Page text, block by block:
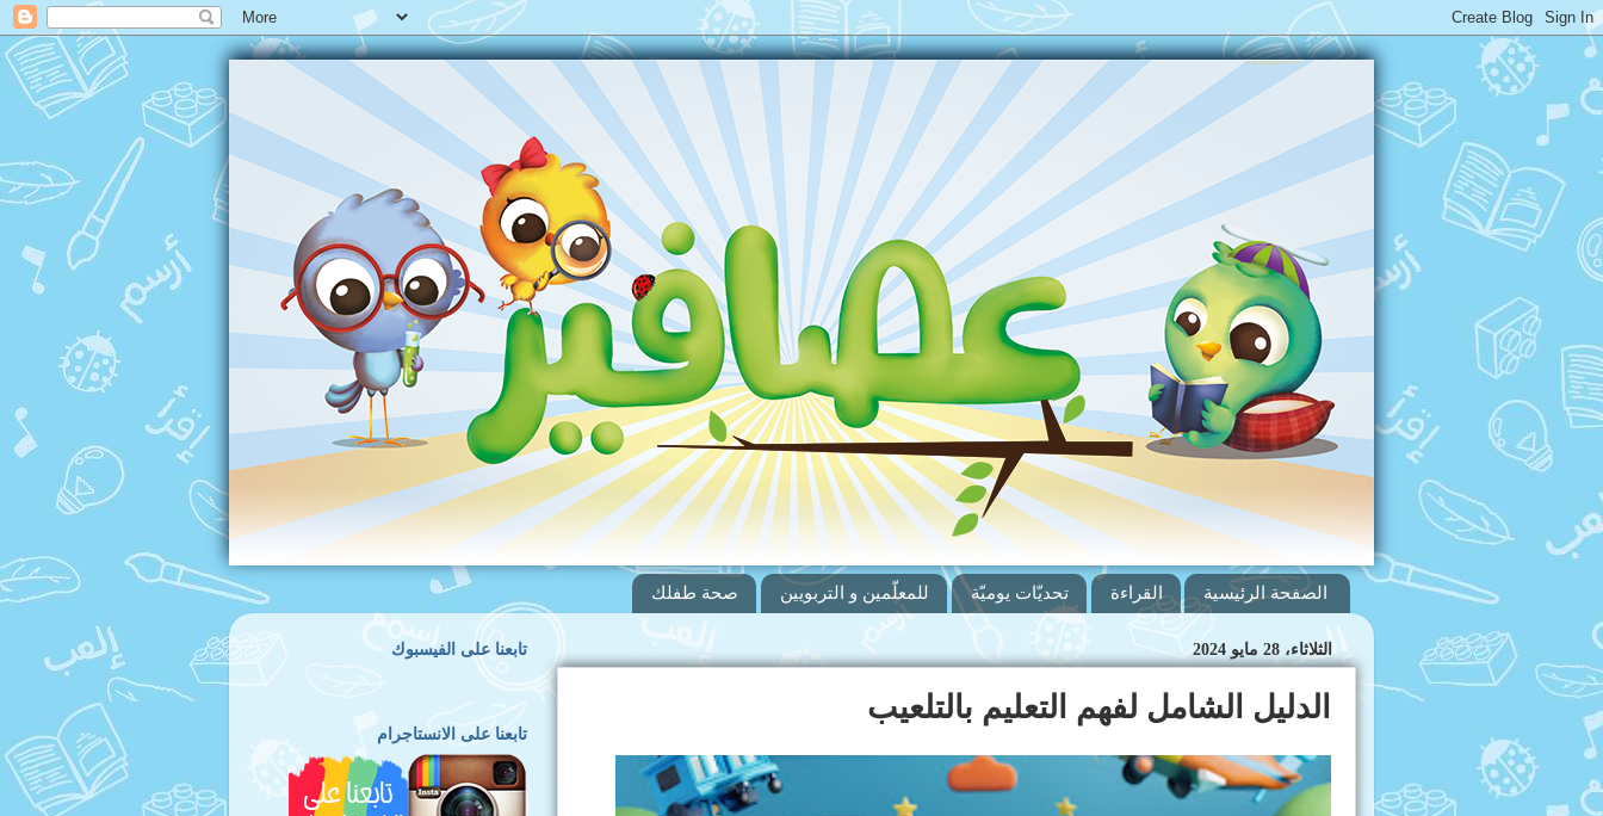
الصفحة الرئيسية القراءة تحديّات يوميّة للمعلّمين و التربويين صحة طفلك
الثلاثاء، 28 مايو 2024
الدليل الشامل لفهم التعليم بالتلعيب
تابعنا على الفيسبوك
تابعنا على الانستاجرام